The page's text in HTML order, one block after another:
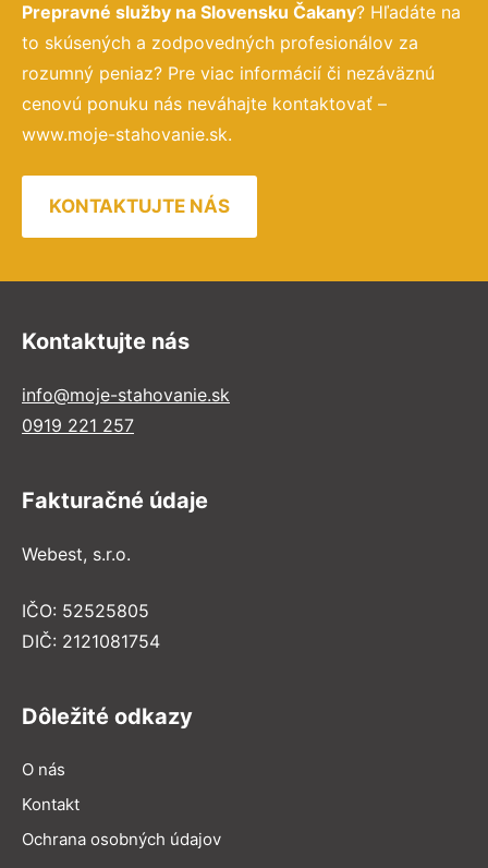
Prepravné služby na Slovensku Čakany? Hľadáte na
to skúsených a zodpovedných profesionálov za
rozumný peniaz? Pre viac informácií či nezáväznú
cenovú ponuku nás neváhajte kontaktovať –
www.moje-stahovanie.sk.
KONTAKTUJTE NÁS
Kontaktujte nás
info@moje-stahovanie.sk
0919 221 257
Fakturačné údaje
Webest, s.r.o.
IČO: 52525805
DIČ: 2121081754
Dôležité odkazy
O nás
Kontakt
Ochrana osobných údajov